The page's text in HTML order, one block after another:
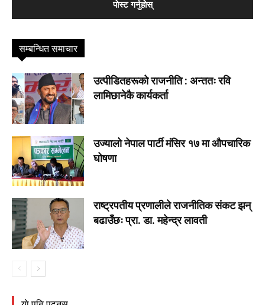
सम्बन्धित समाचार
उत्पीडितहरूको राजनीति : अन्ततः रवि
लामिछानेकै कार्यकर्ता
उज्यालो नेपाल पार्टी मंसिर १७ मा औपचारिक
घोषणा
राष्ट्रपतीय प्रणालीले राजनीतिक संकट झन्
बढाउँछः प्रा. डा. महेन्द्र लावती